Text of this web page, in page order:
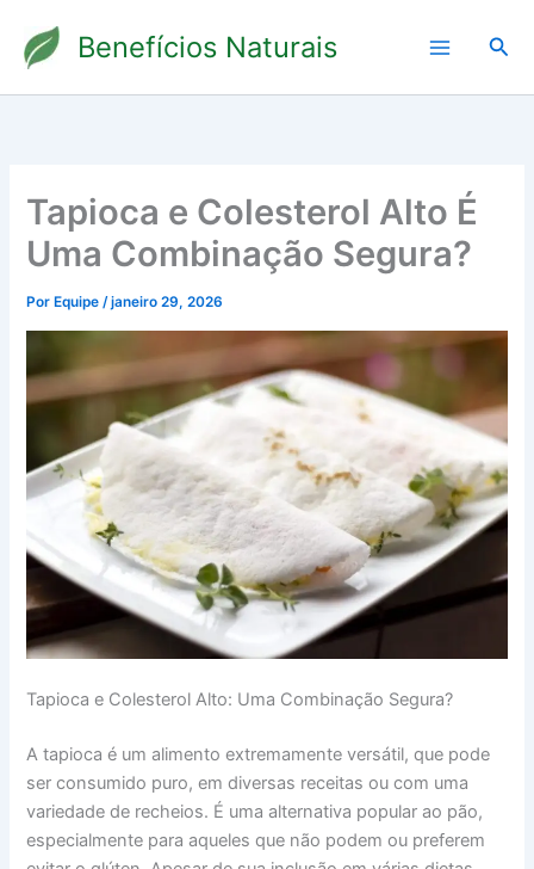
para
conteúdo
Benefícios Naturais
Tapioca e Colesterol Alto É
Uma Combinação Segura?
Por Equipe/janeiro 29, 2026
Tapioca e Colesterol Alto: Uma Combinação Segura?
A tapioca é um alimento extremamente versátil, que pode
ser consumido puro, em diversas receitas ou com uma
variedade de recheios. É uma alternativa popular ao pão,
especialmente para aqueles que não podem ou preferem